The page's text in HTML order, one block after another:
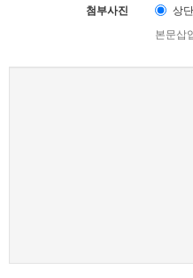
첨부사진 상
본문삽